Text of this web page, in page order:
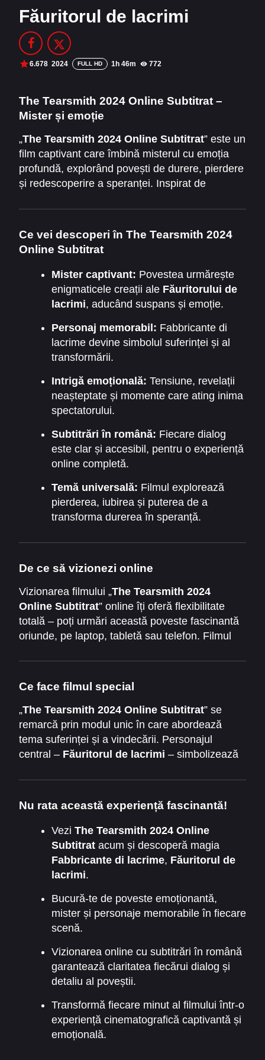
Filme Online 2014 Filme Online 2013
Filme Online 2012
Filme Online 2010
DMCA
SERIALE ONLINE
TERMENI ȘI CONDIȚII
CONTACT
Făuritorul de lacrimi
6.678 2024 FULL HD 1h 46m 772
The Tearsmith 2024 Online Subtitrat –
Mister și emoție
„The Tearsmith 2024 Online Subtitrat” este un
film captivant care îmbină misterul cu emoția
profundă, explorând povești de durere, pierdere
și redescoperire a speranței. Inspirat de
sauFăuritorul de lacrimi, filmul aduce pe
ecran o lume fascinantă în care lacrimile nu
sunt doar semne ale tristeții, ci și simboluri ale
vindecării și puterii interioare. Versiunea online
subtitrată în română permite spectatorilor să se
conecteze cu fiecare replică și fiecare emoție,
transformând vizionarea într-o experiență
Ce vei descoperi în The Tearsmith 2024
Online Subtitrat
Mister captivant: Povestea urmărește
enigmaticele creații ale Făuritorului de
lacrimi, aducând suspans și emoție.
Personaj memorabil: Fabbricante di
lacrime devine simbolul suferinței și al
transformării.
Intrigă emoțională: Tensiune, revelații
neașteptate și momente care ating inima
spectatorului.
Subtitrări în română: Fiecare dialog
este clar și accesibil, pentru o experiență
online completă.
Temă universală: Filmul explorează
pierderea, iubirea și puterea de a
transforma durerea în speranță.
De ce să vizionezi online
Vizionarea filmului „The Tearsmith 2024
Online Subtitrat” online îți oferă flexibilitate
totală – poți urmări această poveste fascinantă
oriunde, pe laptop, tabletă sau telefon. Filmul
intrigă emoțională profundă, oferind o
experiență cinematografică completă.
Subtitrările în română permit spectatorilor să
simtă fiecare nuanță a personajelor și să fie
conectați la magia poveștii, amplificând impactul
emoțional.
Ce face filmul special
„The Tearsmith 2024 Online Subtitrat” se
remarcă prin modul unic în care abordează
tema suferinței și a vindecării. Personajul
central – Făuritorul de lacrimi – simbolizează
speranță. Povestea este construită cu atenție,
alterând momente de tensiune cu secvențe
emoționante, creând un echilibru perfect între
mister și emoție. Filmul transmite un mesaj
profund: fiecare lacrimă poate fi un pas spre
regenerare și înțelegere.
Nu rata această experiență fascinantă!
Vezi The Tearsmith 2024 Online
Subtitratacum și descoperă magia
Fabbricante di lacrime, Făuritorul de
lacrimi.
Bucură-te de poveste emoționantă,
mister și personaje memorabile în fiecare
scenă.
Vizionarea online cu subtitrări în română
garantează claritatea fiecărui dialog și
detaliu al poveștii.
Transformă fiecare minut al filmului într-o
experiență cinematografică captivantă și
emoțională.